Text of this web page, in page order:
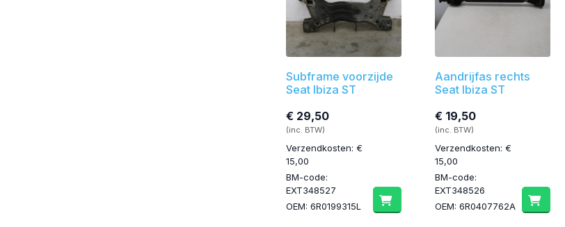
Subframe voorzijde
Seat Ibiza ST
€ 29,50
(inc. BTW)
Verzendkosten: €
15,00
BM-code:
EXT348527
OEM: 6R0199315L
Aandrijfas rechts
Seat Ibiza ST
€ 19,50
(inc. BTW)
Verzendkosten: €
15,00
BM-code:
EXT348526
OEM: 6R0407762A